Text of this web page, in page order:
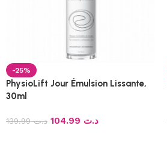
-25%
PhysioLift Jour Émulsion Lissante,
30ml
د.ت139.99 د.ت